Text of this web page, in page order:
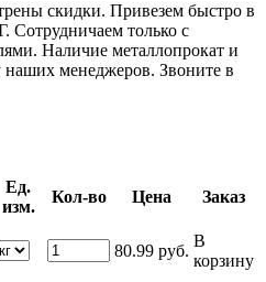
скидки. Привезем быстро в
Сотрудничаем только с
Наличие металлопрокат и
менеджеров. Звоните в
Ед.
изм.
Кол-во Цена
Заказ
80.99 руб.
В
корзину